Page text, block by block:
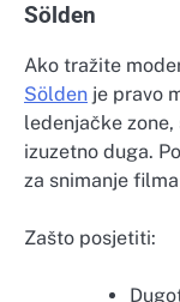
Sölden
Ako tražite
Sölden je pravo
ledenjačke
izuzetno duga.
za snimanje
Zašto posjetiti: